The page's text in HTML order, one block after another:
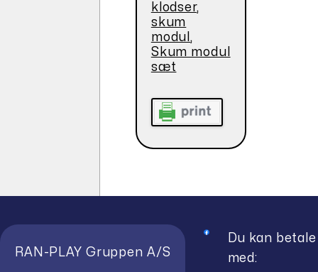
klodser,
skum
modul ,
Skum modul
sæt
RAN-PLAY Gruppen A/S
Du kan betale
med: